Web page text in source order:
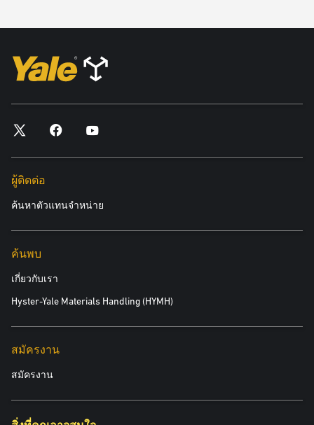
ผู้ติดต่อ
ค้นหาตัวแทนจำหน่าย
ค้นพบ
เกี่ยวกับเรา
Hyster-Yale Materials Handling (HYMH)
สมัครงาน
สมัครงาน